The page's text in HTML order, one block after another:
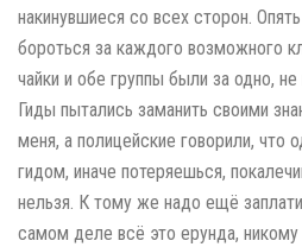
накинувшиеся со всех сторон.
бороться за каждого возможного
чайки и обе группы были за одно,
Гиды пытались заманить своими
меня, а полицейские говорили, что
гидом, иначе потеряешься,
нельзя. К тому же надо ещё
самом деле всё это ерунда, никому